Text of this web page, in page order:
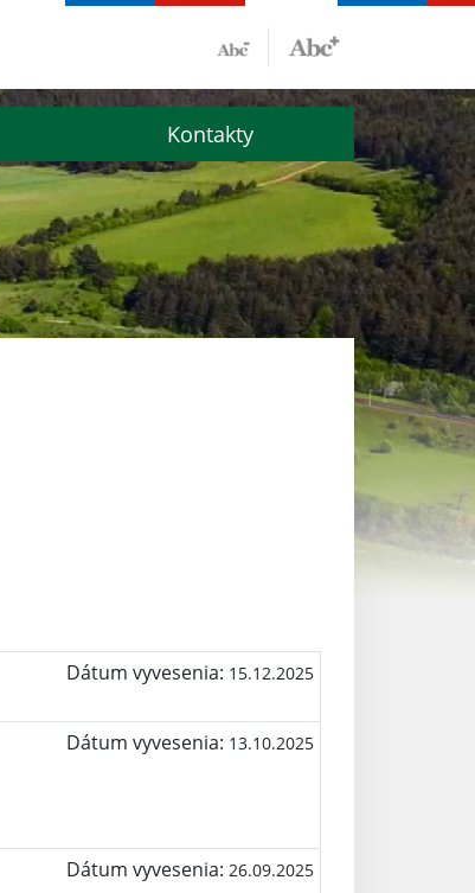
Kontakty
Dátum vyvesenia: 15.12.2025
Dátum vyvesenia: 13.10.2025
Dátum vyvesenia: 26.09.2025